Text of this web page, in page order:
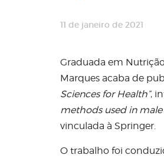
11 de janeiro de 2021
Graduada em
Marques acaba de
Sciences for Health”,
methods used in male
vinculada à Springer.
O trabalho foi